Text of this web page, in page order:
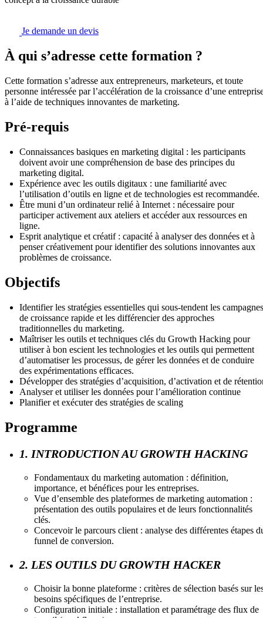
Je demande un devis
À qui s’adresse cette formation ?
Cette formation s’adresse aux entrepreneurs, marketeurs, et toute
personne intéressée par l’accélération de la croissance d’une
à l’aide de techniques innovantes de marketing.
Pré-requis
Connaissances basiques en marketing digital : les participants
doivent avoir une compréhension de base des principes du
marketing digital.
Expérience avec les outils digitaux : une familiarité avec
l’utilisation d’outils en ligne et de technologies est recommandée.
Être muni d’un ordinateur relié à Internet : nécessaire pour
participer activement aux ateliers et accéder aux ressources en
ligne.
Esprit analytique et créatif : capacité à analyser des données et à
penser créativement pour identifier des solutions innovantes aux
problèmes de croissance.
Objectifs
Identifier les stratégies essentielles qui sous-tendent les campagnes
de croissance rapide et les différencier des approches
traditionnelles du marketing.
Maîtriser les outils et techniques clés du Growth Hacking pour
utiliser à bon escient les technologies et les outils qui permettent
d’automatiser les processus, de gérer les données et de conduire
des expérimentations efficaces.
Développer des stratégies d’acquisition, d’activation et de
Analyser et utiliser les données pour l’amélioration continue
Planifier et exécuter des stratégies de scaling
Programme
1. INTRODUCTION AU GROWTH HACKING
Fondamentaux du marketing automation : définition,
importance, et bénéfices pour les entreprises.
Vue d’ensemble des plateformes de marketing automation :
présentation des outils populaires et de leurs fonctionnalités
clés.
Concevoir le parcours client : analyse des différentes étapes
funnel de conversion.
2. LES OUTILS DU GROWTH HACKER
Choisir la bonne plateforme : critères de sélection basés sur
besoins spécifiques de l’entreprise.
Configuration initiale : installation et paramétrage des flux de